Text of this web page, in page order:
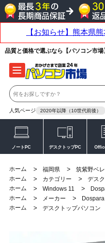
品質と価格で選ぶなら【パソコン市場
人気ページ 2020年以降（10世代前後）
ノートPC デスクトップPC
ホーム > 福岡県 > 筑紫野ベ
ホーム
> カテゴリー > デス
ホーム
> Windows 11 >
ホーム
> メーカー >
ホーム
> デスクトップパソコン